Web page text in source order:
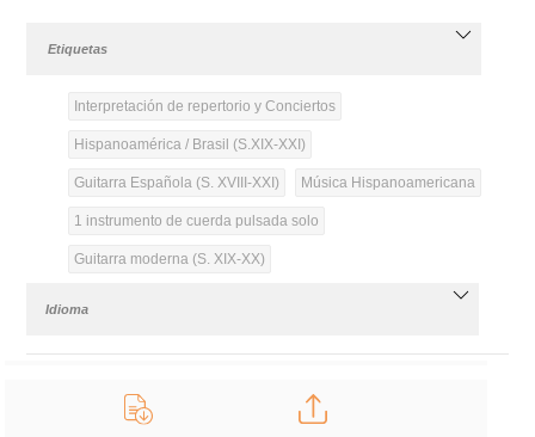
Etiquetas
Interpretación de repertorio y Conciertos
Hispanoamérica / Brasil (S.XIX-XXI)
Guitarra Española (S. XVIII-XXI) Música Hispanoamericana
1 instrumento de cuerda pulsada solo
Guitarra moderna (S. XIX-XX)
Idioma